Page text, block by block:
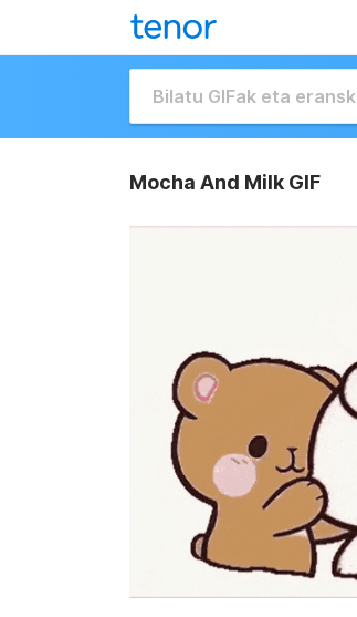
Mocha And Milk GIF